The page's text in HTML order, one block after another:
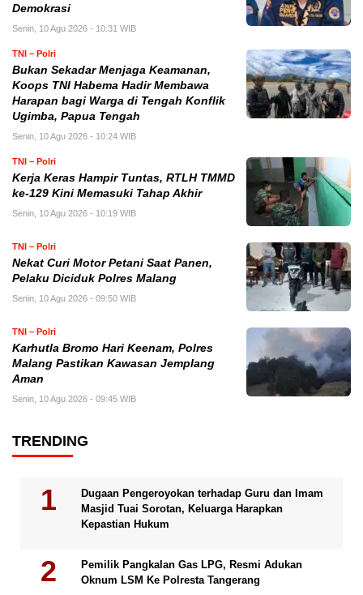
Demokrasi
Senin, 10 Agu 2026 - 10:31 WIB
TNI – Polri
Bukan Sekadar Menjaga Keamanan,
Koops TNI Habema Hadir Membawa
Harapan bagi Warga di Tengah Konflik
Ugimba, Papua Tengah
Senin, 10 Agu 2026 - 10:24 WIB
TNI – Polri
Kerja Keras Hampir Tuntas, RTLH TMMD
ke-129 Kini Memasuki Tahap Akhir
Senin, 10 Agu 2026 - 10:19 WIB
TNI – Polri
Nekat Curi Motor Petani Saat Panen,
Pelaku Diciduk Polres Malang
Senin, 10 Agu 2026 - 09:50 WIB
TNI – Polri
Karhutla Bromo Hari Keenam, Polres
Malang Pastikan Kawasan Jemplang
Aman
Senin, 10 Agu 2026 - 09:45 WIB
TRENDING
Dugaan Pengeroyokan terhadap Guru dan Imam
Masjid Tuai Sorotan, Keluarga Harapkan
Kepastian Hukum
Pemilik Pangkalan Gas LPG, Resmi Adukan
Oknum LSM Ke Polresta Tangerang